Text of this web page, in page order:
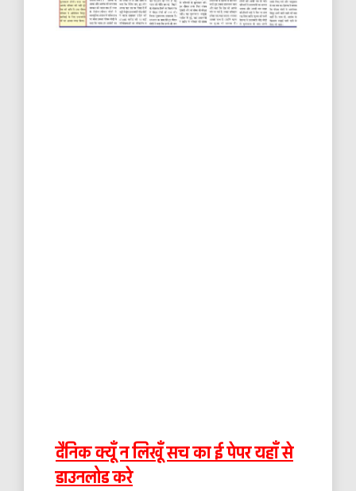
दैनिक क्यूँ न लिखूँ सच का ई पेपर यहाँ से
डाउनलोड करे